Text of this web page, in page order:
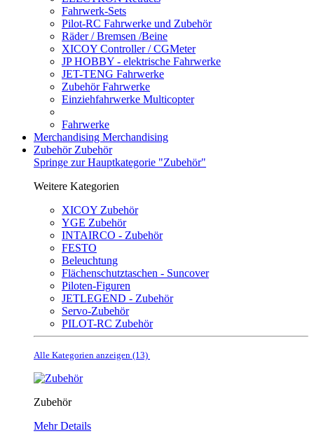
Fahrwerk-Sets
Pilot-RC Fahrwerke und Zubehör
Räder / Bremsen /Beine
XICOY Controller / CGMeter
JP HOBBY - elektrische Fahrwerke
JET-TENG Fahrwerke
Zubehör Fahrwerke
Einziehfahrwerke Multicopter
Fahrwerke
Merchandising Merchandising
Zubehör Zubehör
Springe zur Hauptkategorie "Zubehör"
Weitere Kategorien
XICOY Zubehör
YGE Zubehör
INTAIRCO - Zubehör
FESTO
Beleuchtung
Flächenschutztaschen - Suncover
Piloten-Figuren
JETLEGEND - Zubehör
Servo-Zubehör
PILOT-RC Zubehör
Alle Kategorien anzeigen (13)
Zubehör
Mehr Details